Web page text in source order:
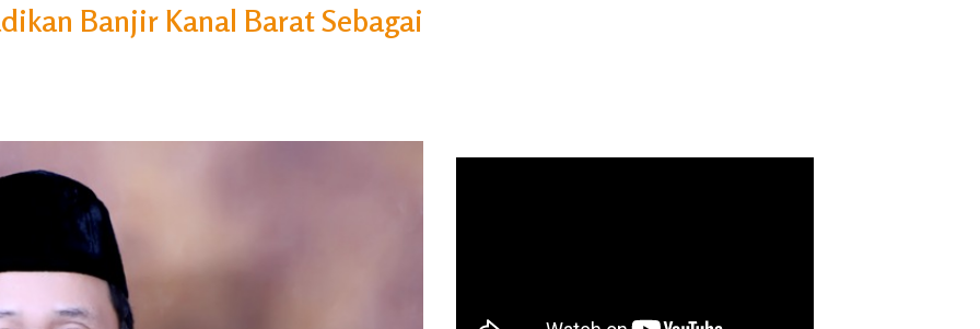
Banjir Kanal Barat Sebagai